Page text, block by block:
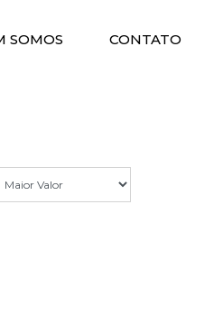
CONTATO
SOMOS